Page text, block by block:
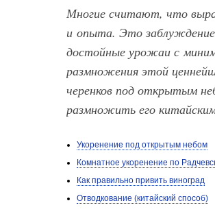
Многие считают, что
и опыта. Это
достойные урожаи с
размножения этой
черенков под открытым
размножить его
Укоренение под открытым небом
Комнатное укоренение по
Как правильно привить виноград
Отводкование (китайский способ)